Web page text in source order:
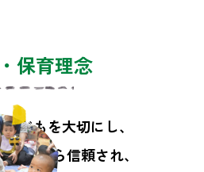
保育理念
どもを大切にし、
会から信頼され、